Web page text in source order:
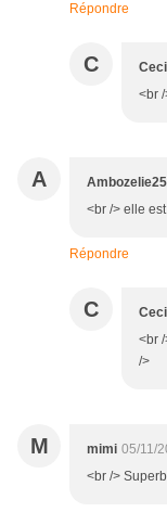
Répondre
C
<br
A
<br /> elle
Répondre
C
<br
/>
M mimi 05/11/
<br />